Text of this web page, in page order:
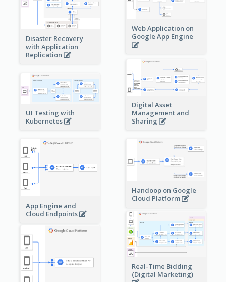
Web Application on
Google App Engine
Disaster Recovery
with Application
Replication
Digital Asset
Management and
Sharing
UI Testing with
Kubernetes
App Engine and
Cloud Endpoints
Handoop on Google
Cloud Platform
Real-Time Bidding
(Digital Marketing)